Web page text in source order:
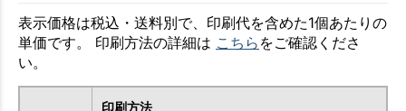
表示価格は税込・送料別で、印刷代を含めた1個あたりの
単価です。 印刷方法の詳細は こちら をご確認くださ
い。
印刷方法